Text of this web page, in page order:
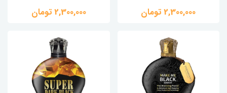
2,300,000 تومان 2,300,000 تومان